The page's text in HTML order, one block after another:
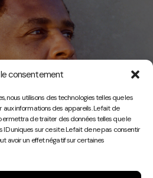
consentement
nous utilisons des technologies telles que les
informations des appareils. Le fait de
de traiter des données telles que le
uniques sur ce site. Le fait de ne pas consentir
avoir un effet négatif sur certaines
Play
Video